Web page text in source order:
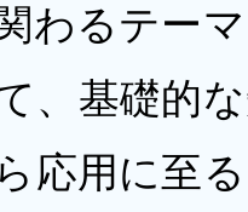
わるテー
、基礎的
応用に至